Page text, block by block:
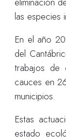
las especies
En el año
del
trabajos de
cauces en
municipios.
Estas
estado